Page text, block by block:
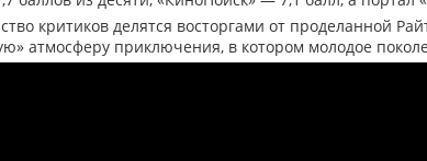
критиков делятся восторгами от проделанной
атмосферу приключения, в котором молодое